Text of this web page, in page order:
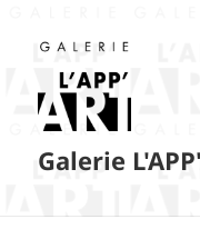
Galerie